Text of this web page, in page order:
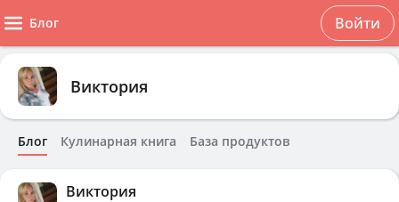
Блог Войти
Виктория
Блог Кулинарная книга База продуктов
Виктория